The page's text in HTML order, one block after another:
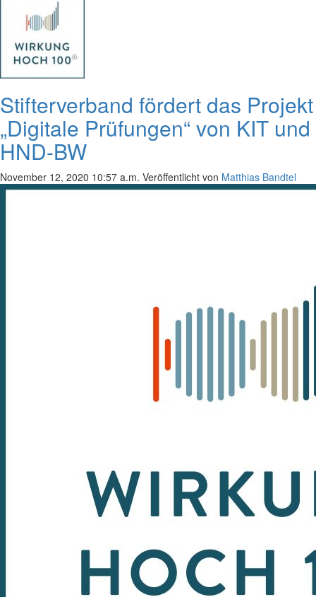
Stifterverband fördert das Projekt
„Digitale Prüfungen“ von KIT und
HND-BW
November 12, 2020 10:57 a.m. Veröffentlicht von Matthias Bandtel